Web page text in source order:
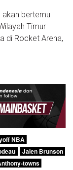
akan bertemu
Timur
di Rocket Arena,
NBA
Jalen Brunson
towns